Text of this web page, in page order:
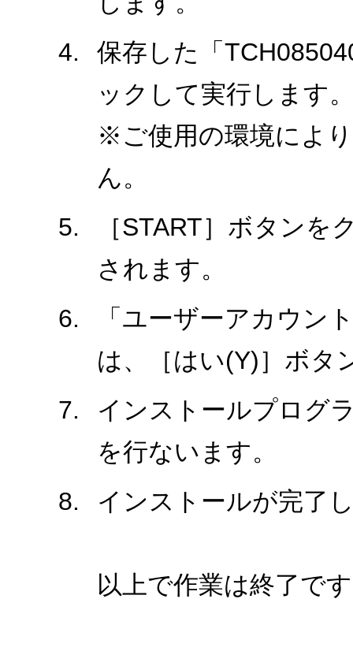
保存した「
ックして実行します
※ご使用の環境によ
ん。
［START］ボタン
されます。
「ユーザーアカウン
は、［はい(Y)］ボタ
インストールプログ
を行ないます。
インストールが完了
以上で作業は終了で